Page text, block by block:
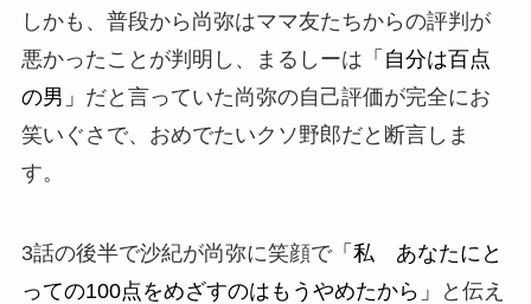
しかも、普段から尚弥はママ友たちからの評判が
悪かったことが判明し、まるしーは 「自分は百点
の男」 だと言っていた尚弥の自己評価が完全にお
笑いぐさで、おめでたいクソ野郎だと断言しま
す。
3話の後半で沙紀が尚弥に笑顔で「私 あなたにと
っての100点をめざすのはもうやめたから」
と伝え